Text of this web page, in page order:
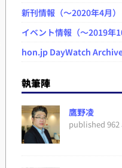
新刊情報（～2020年4月）
イベント情報（～2019年
hon.jp DayWatch Archive
執筆陣
鷹野凌
published